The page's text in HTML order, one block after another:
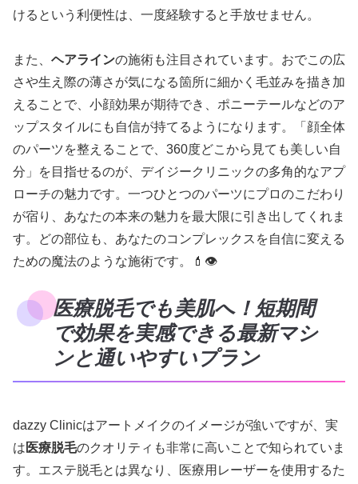
けるという利便性は、一度経験すると手放せません。
また、 ヘアラインの施術も注目されています。おでこの広
さや生え際の薄さが気になる箇所に細かく毛並みを描き加
えることで、小顔効果が期待でき、ポニーテールなどのア
ップスタイルにも自信が持てるようになります。「顔全体
のパーツを整えることで、360度どこから見ても美しい自
分」を目指せるのが、デイジークリニックの多角的なアプ
ローチの魅力です。一つひとつのパーツにプロのこだわり
が宿り、あなたの本来の魅力を最大限に引き出してくれま
す。どの部位も、あなたのコンプレックスを自信に変える
ための魔法のような施術です。💄👁️
医療脱毛でも美肌へ！短期間
で効果を実感できる最新マシ
ンと通いやすいプラン
dazzy Clinicはアートメイクのイメージが強いですが、実
は 医療脱毛のクオリティも非常に高いことで知られていま
す。エステ脱毛とは異なり、医療用レーザーを使用するた